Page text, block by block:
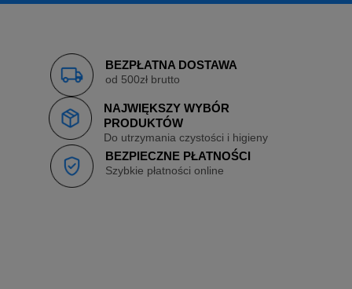
BEZPŁATNA DOSTAWA
od 500zł brutto
NAJWIĘKSZY WYBÓR
PRODUKTÓW
Do utrzymania czystości i higieny
BEZPIECZNE PŁATNOŚCI
Szybkie płatności online